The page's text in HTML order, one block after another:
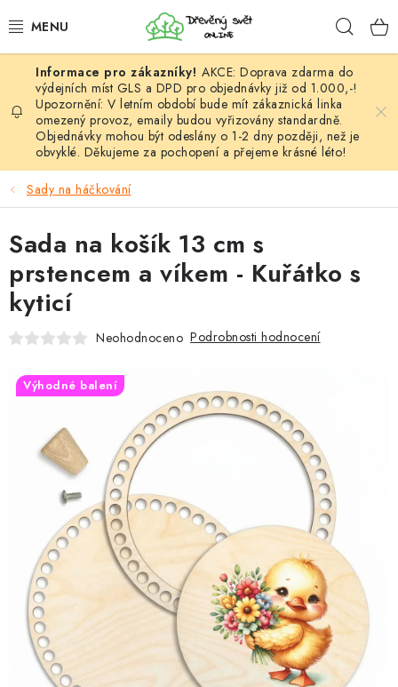
na
HÁČKOVÁNÍ
VYPLÉTÁNÍ
PŘÍZE
TVOŘENÍ
DÁRKY
VELKOOBCHOD
Doprava a platba Vrácení zboží a reklamace
Časté otázky
Moje objednávka
Obchodní podmínky
Ochrana osobních údajů
Hodnocení obchodu
Oblíbené produkty
Věrnostní program
AKCE: Doprava zdarma do
výdejních míst GLS a DPD pro objednávky již od 1.000,-!
Upozornění: V letním období bude mít zákaznická linka
omezený provoz, emaily budou vyřizovány standardně.
Objednávky mohou být odeslány o 1-2 dny později, než je
obvyklé. Děkujeme za pochopení a přejeme krásné léto!
Sady na háčkování
Sada na košík 13 cm s
prstencem a víkem - Kuřátko s
kyticí
Neohodnoceno Podrobnosti hodnocení
Výhodné balení